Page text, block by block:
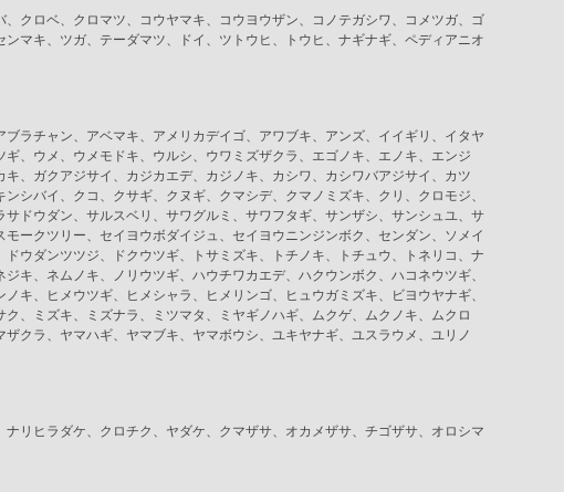
クロベ、クロマツ、コウヤマキ、コウヨウザン、コノテガシワ、コメツガ、ゴ
マキ、ツガ、テーダマツ、ドイ、ツトウヒ、トウヒ、ナギナギ、ペディアニオ
ラチャン、アベマキ、アメリカデイゴ、アワブキ、アンズ、イイギリ、イタヤ
、ウメ、ウメモドキ、ウルシ、ウワミズザクラ、エゴノキ、エノキ、エンジ
、ガクアジサイ、カジカエデ、カジノキ、カシワ、カシワバアジサイ、カツ
シバイ、クコ、クサギ、クヌギ、クマシデ、クマノミズキ、クリ、クロモジ、
ドウダン、サルスベリ、サワグルミ、サワフタギ、サンザシ、サンシュユ、サ
ークツリー、セイヨウボダイジュ、セイヨウニンジンボク、センダン、ソメイ
ウダンツツジ、ドクウツギ、トサミズキ、トチノキ、トチュウ、トネリコ、ナ
キ、ネムノキ、ノリウツギ、ハウチワカエデ、ハクウンボク、ハコネウツギ、
キ、ヒメウツギ、ヒメシャラ、ヒメリンゴ、ヒュウガミズキ、ビヨウヤナギ、
、ミズキ、ミズナラ、ミツマタ、ミヤギノハギ、ムクゲ、ムクノキ、ムクロ
クラ、ヤマハギ、ヤマブキ、ヤマボウシ、ユキヤナギ、ユスラウメ、ユリノ
リヒラダケ、クロチク、ヤダケ、クマザサ、オカメザサ、チゴザサ、オロシマ